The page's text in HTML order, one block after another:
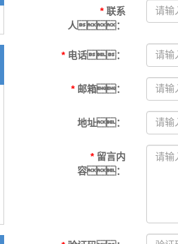
* 联系
人：
* 电话：
* 邮箱：
地址：
* 留言内
容：